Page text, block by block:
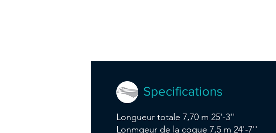
Specifications
Longueur totale 7,70 m 25'-3''
Lonmgeur de la coque 7,5 m 24'-7''